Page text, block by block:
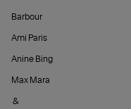
Barbour
Ami Paris
Anine Bing
Max Mara
&